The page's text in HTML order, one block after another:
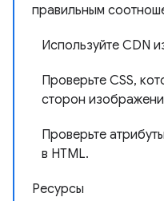
правильным
Используйте CDN
Проверьте CSS,
сторон
Проверьте
в HTML.
Ресурсы